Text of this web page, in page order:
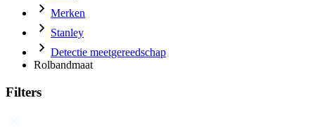
Merken
Stanley
Detectie meetgereedschap
Rolbandmaat
Filters